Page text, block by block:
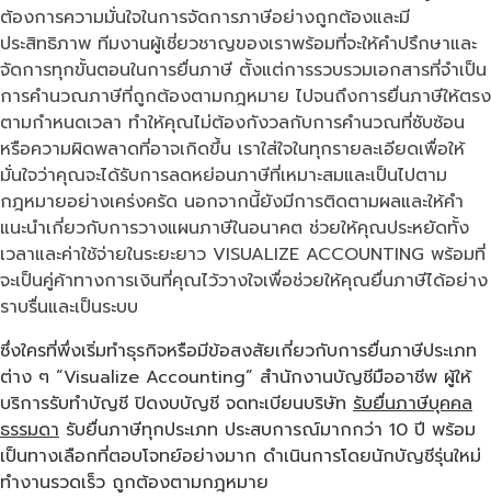
ต้องการความมั่นใจในการจัดการภาษีอย่างถูกต้องและมี
ประสิทธิภาพ ทีมงานผู้เชี่ยวชาญของเราพร้อมที่จะให้คำปรึกษาและ
จัดการทุกขั้นตอนในการยื่นภาษี ตั้งแต่การรวบรวมเอกสารที่จำเป็น
การคำนวณภาษีที่ถูกต้องตามกฎหมาย ไปจนถึงการยื่นภาษีให้ตรง
ตามกำหนดเวลา ทำให้คุณไม่ต้องกังวลกับการคำนวณที่ซับซ้อน
หรือความผิดพลาดที่อาจเกิดขึ้น เราใส่ใจในทุกรายละเอียดเพื่อให้
มั่นใจว่าคุณจะได้รับการลดหย่อนภาษีที่เหมาะสมและเป็นไปตาม
กฎหมายอย่างเคร่งครัด นอกจากนี้ยังมีการติดตามผลและให้คำ
แนะนำเกี่ยวกับการวางแผนภาษีในอนาคต ช่วยให้คุณประหยัดทั้ง
เวลาและค่าใช้จ่ายในระยะยาว VISUALIZE ACCOUNTING พร้อมที่
จะเป็นคู่ค้าทางการเงินที่คุณไว้วางใจเพื่อช่วยให้คุณยื่นภาษีได้อย่าง
ราบรื่นและเป็นระบบ
ซึ่งใครที่พึ่งเริ่มทำธุรกิจหรือมีข้อสงสัยเกี่ยวกับการยื่นภาษีประเภท
ต่าง ๆ “Visualize Accounting” สำนักงานบัญชีมืออาชีพ ผู้ให้
บริการรับทำบัญชี ปิดงบบัญชี จดทะเบียนบริษัท รับยื่นภาษีบุคคล
ธรรมดา รับยื่นภาษีทุกประเภท ประสบการณ์มากกว่า 10 ปี พร้อม
เป็นทางเลือกที่ตอบโจทย์อย่างมาก ดำเนินการโดยนักบัญชีรุ่นใหม่
ทำงานรวดเร็ว ถูกต้องตามกฎหมาย